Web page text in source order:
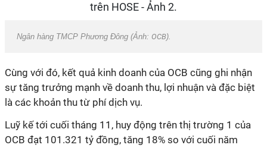
Ngân hàng TMCP Phương Đông (Ảnh: OCB).
Cùng với đó, kết quả kinh doanh của OCB cũng ghi nhận
sự tăng trưởng mạnh về doanh thu, lợi nhuận và đặc biệt
là các khoản thu từ phí dịch vụ.
Luỹ kế tới cuối tháng 11, huy động trên thị trường 1 của
OCB đạt 101.321 tỷ đồng, tăng 18% so với cuối năm